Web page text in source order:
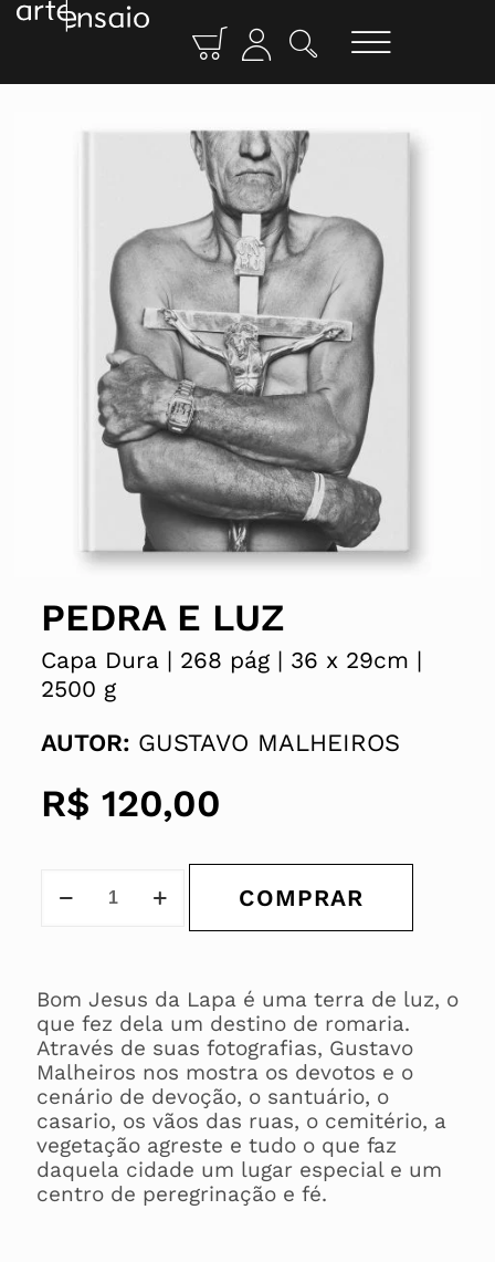
PEDRA E LUZ
Capa Dura | 268 pág | 36 x 29cm |
2500 g
AUTOR: GUSTAVO MALHEIROS
R$ 120,00
COMPRAR
Bom Jesus da Lapa é uma terra de luz, o
que fez dela um destino de romaria.
Através de suas fotografias, Gustavo
Malheiros nos mostra os devotos e o
cenário de devoção, o santuário, o
casario, os vãos das ruas, o cemitério, a
vegetação agreste e tudo o que faz
daquela cidade um lugar especial e um
centro de peregrinação e fé.